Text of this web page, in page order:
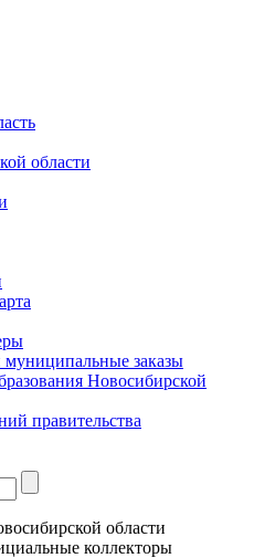
области
муниципальные заказы
Новосибирской
правительства
области
коллекторы